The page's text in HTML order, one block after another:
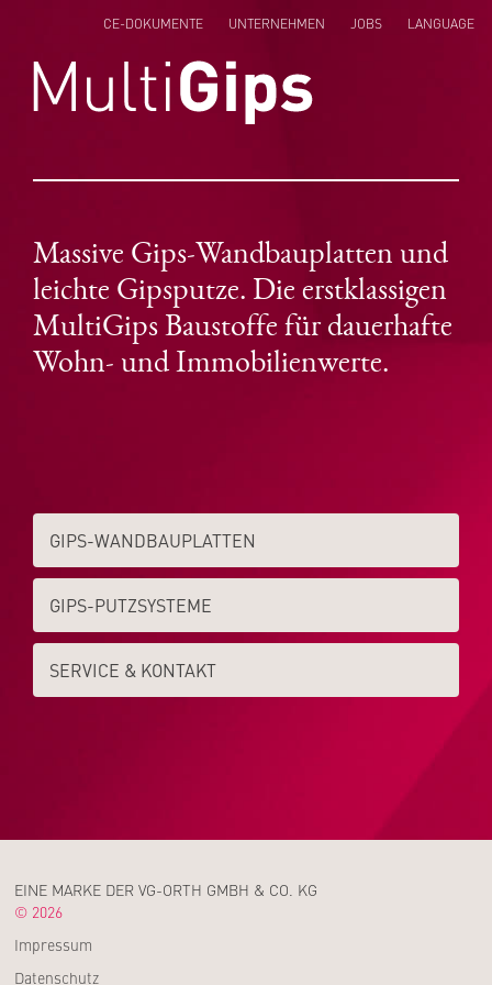
CE-DOKUMENTE UNTERNEHMEN JOBS
LANGUAGE
Massive Gips-Wandbauplatten und
leichte Gipsputze. Die erstklassigen
MultiGips Baustoffe für dauerhafte
Wohn- und Immobilienwerte.
GIPS-WAND­­BAUPLATTEN
GIPS-PUTZSYSTEME
SERVICE & KONTAKT
EINE MARKE DER VG-ORTH GMBH & CO. KG
© 2026
Impressum
Datenschutz